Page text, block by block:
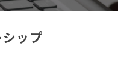
ップ